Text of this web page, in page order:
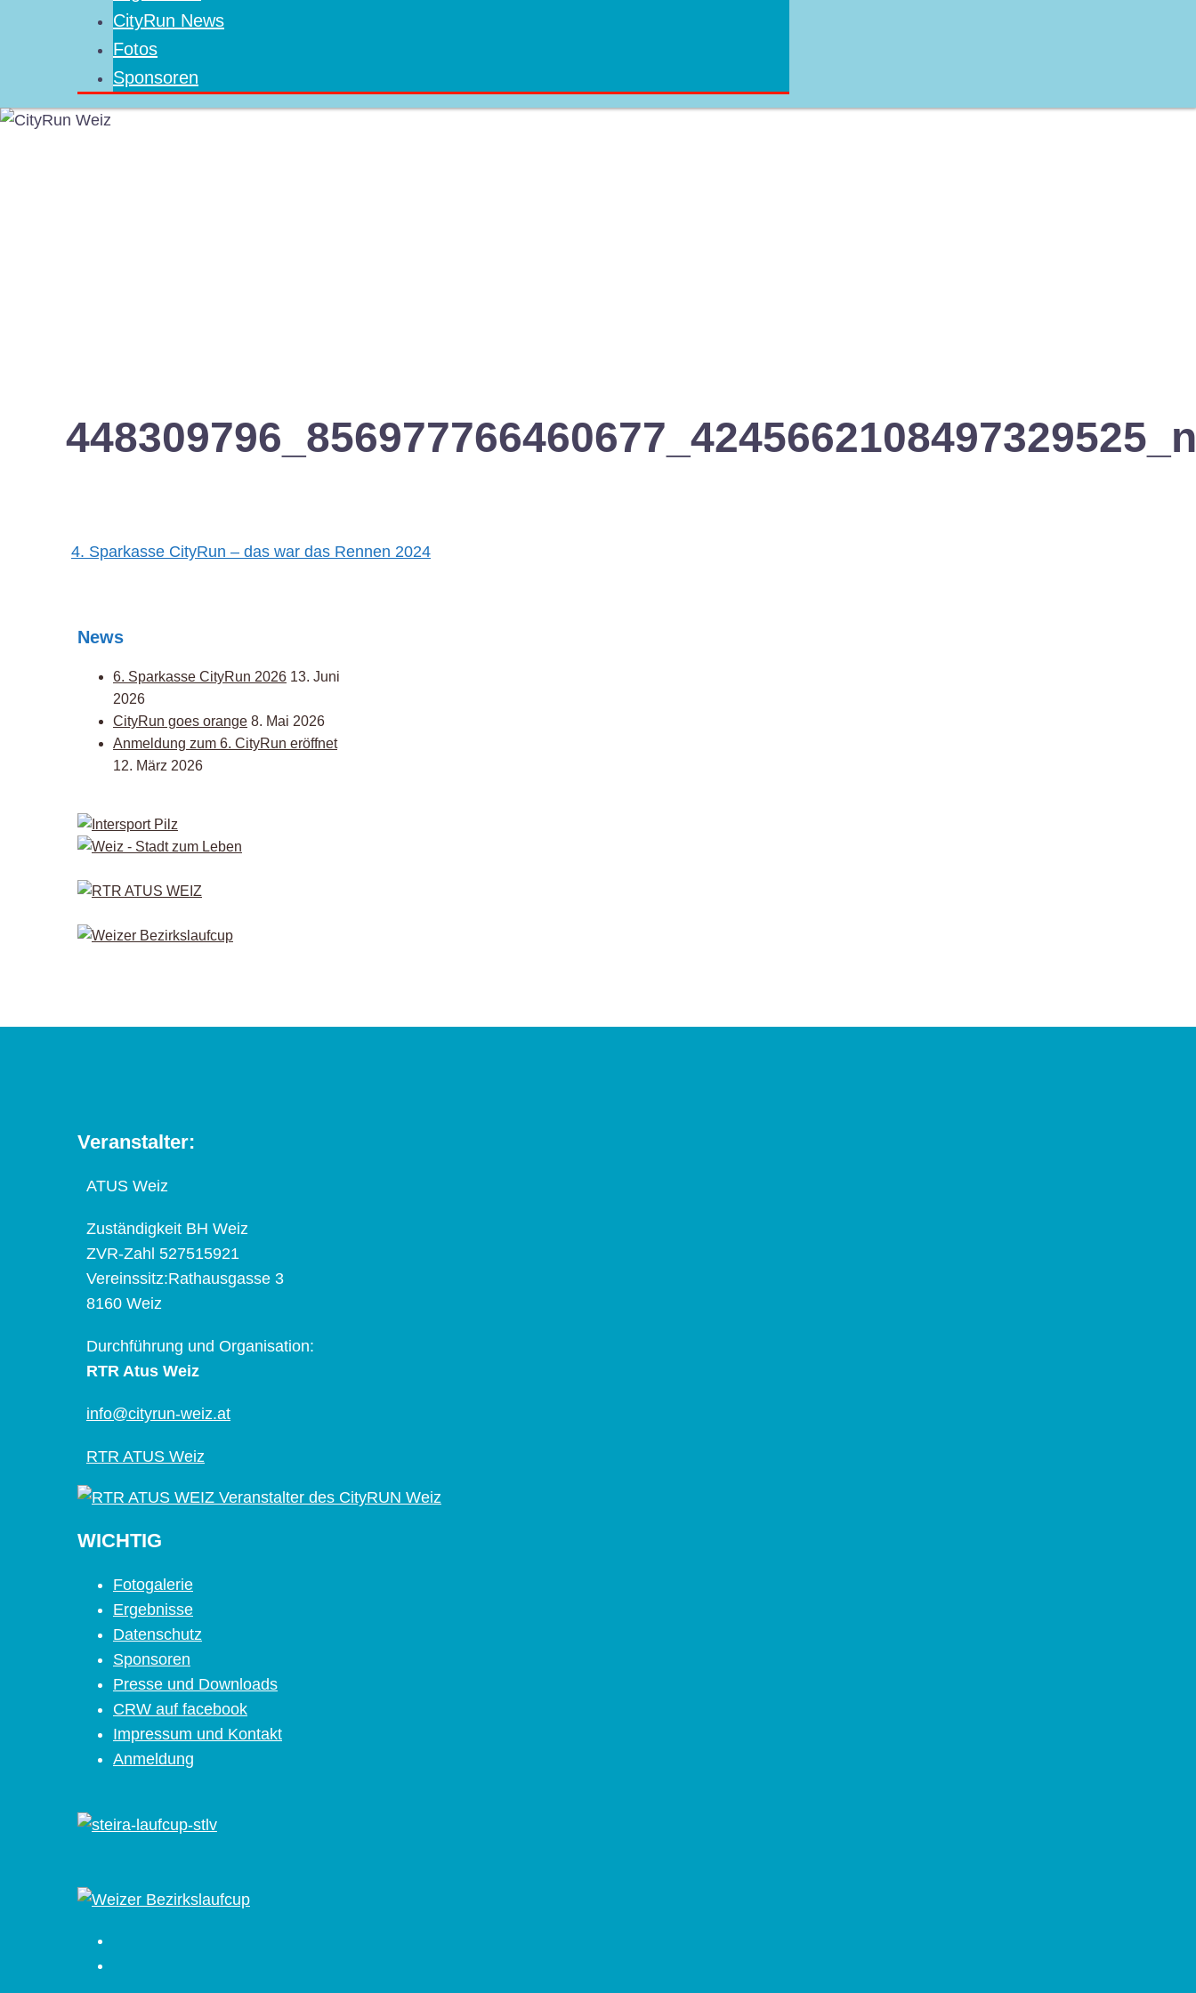
CityRun News
Fotos
Sponsoren
448309796_856977766460677_4245662108497329525_n
Post
4. Sparkasse CityRun – das war das Rennen 2024
News
6. Sparkasse CityRun 2026 13. Juni
2026
CityRun goes orange 8. Mai 2026
Anmeldung zum 6. CityRun eröffnet
12. März 2026
Veranstalter:
ATUS Weiz
Zuständigkeit BH Weiz
ZVR-Zahl 527515921
Vereinssitz:Rathausgasse 3
8160 Weiz
Durchführung und Organisation:
RTR Atus Weiz
info@cityrun-weiz.at
RTR ATUS Weiz
WICHTIG
Fotogalerie
Ergebnisse
Datenschutz
Sponsoren
Presse und Downloads
CRW auf facebook
Impressum und Kontakt
Anmeldung